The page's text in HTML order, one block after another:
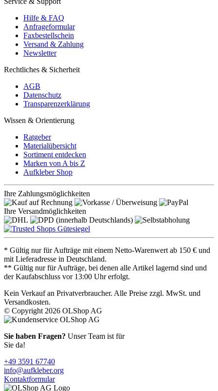
Hilfe & FAQ
Anfrageformular
Faxbestellschein
Versand & Zahlung
Newsletter
Rechtliches & Sicherheit
AGB
Datenschutz
Transparenzerklärung
Wissen & Orientierung
Ratgeber
Materialübersicht
Sortiment entdecken
Marken von A bis Z
Aufkleber Shop
Ihre Zahlungsmöglichkeiten
Ihre Versandmöglichkeiten
* Gültig nur für Aufträge mit einem Netto-Warenwert ab 150 € und
mit Lieferadresse in Deutschland.
** Gültig nur für Aufträge, bei denen alle Artikel lagernd sind und
der Kaufabschluss vor 13:00 Uhr erfolgt.
Kein Verkauf an Privatverbraucher. Alle Preise zzgl. MwSt. und
Versandkosten.
© Copyright 2026 OLShop AG
Sie haben Fragen? Unser Team ist für
Sie da!
+49 3591 67740
info@aufkleber.org
Kontaktformular